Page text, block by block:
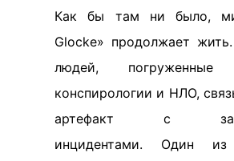
Как бы там ни было,
Glocke» продолжает
людей,
конспирологии и НЛО,
артефакт с
инцидентами. Один из